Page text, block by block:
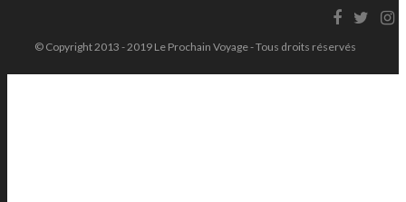
© Copyright 2013 - 2019 Le Prochain Voyage - Tous droits réservés